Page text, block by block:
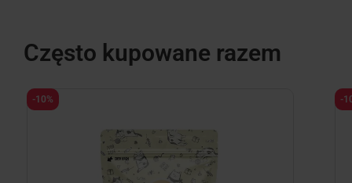
Często kupowane razem
-10% -